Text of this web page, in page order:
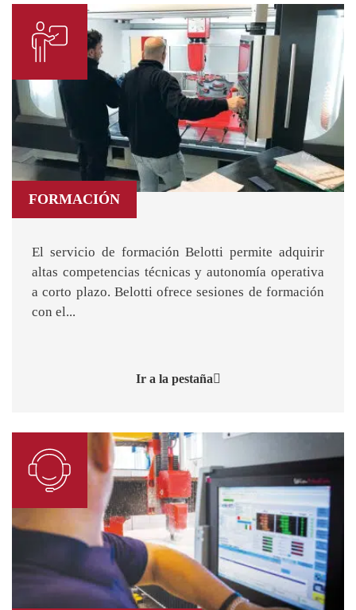
FORMACIÓN
El servicio de formación Belotti permite adquirir
altas competencias técnicas y autonomía operativa
a corto plazo. Belotti ofrece sesiones de formación
con el...
Ir a la pestaña